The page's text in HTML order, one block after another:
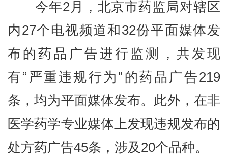
今年2月，北京市药监局对辖区
内27个电视频道和32份平面媒体发
布的药品广告进行监测，共发现
有“严重违规行为”的药品广告219
条，均为平面媒体发布。此外，在非
医学药学专业媒体上发现违规发布的
处方药广告45条，涉及20个品种。